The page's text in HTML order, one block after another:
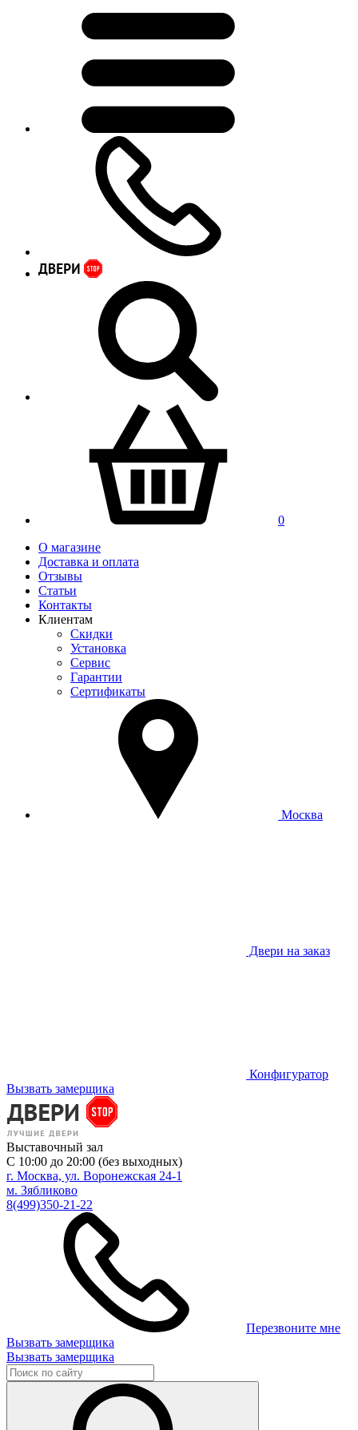
0
О магазине
Доставка и оплата
Отзывы
Статьи
Контакты
Клиентам
Скидки
Установка
Сервис
Гарантии
Сертификаты
Москва
Двери на заказ
Конфигуратор
Вызвать замерщика
Выставочный зал
С 10:00 до 20:00 (без выходных)
г. Москва, ул. Воронежская 24-1
м. Зябликово
8(499)350-21-22
Перезвоните мне
Вызвать замерщика
Вызвать замерщика